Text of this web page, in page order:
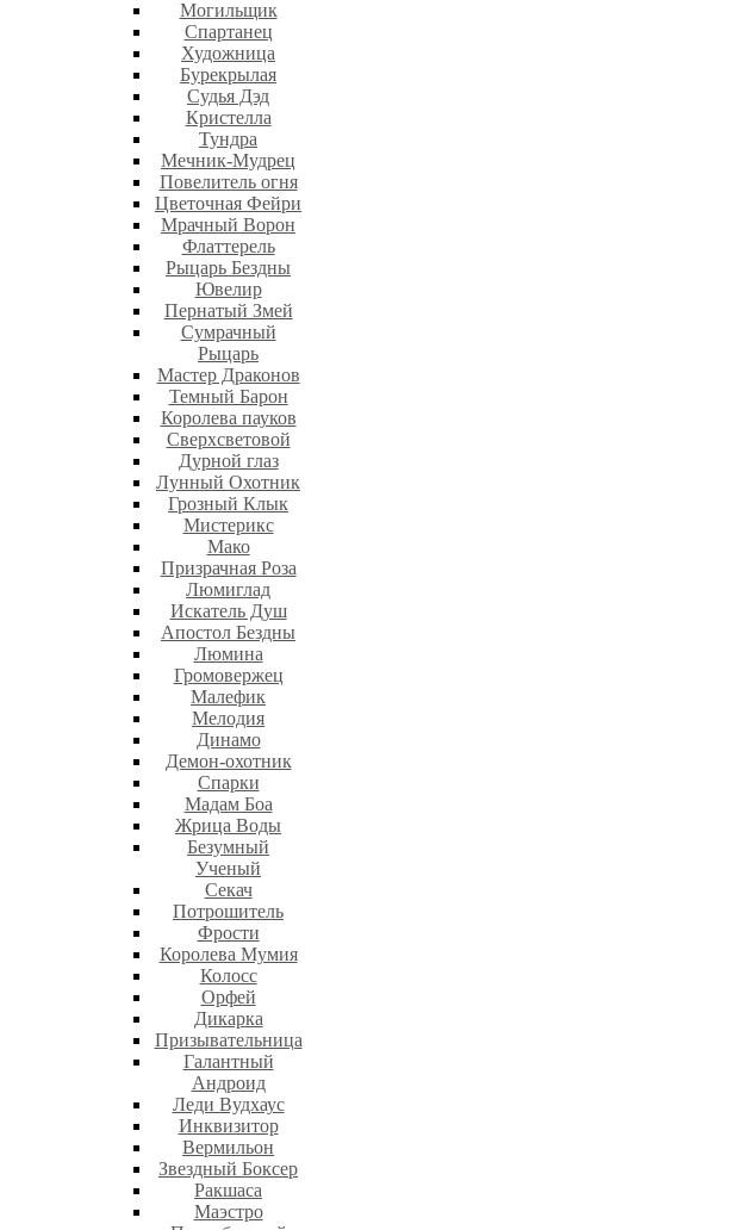
Могильщик
Спартанец
Художница
Бурекрылая
Судья Дэд
Кристелла
Тундра
Мечник-Мудрец
Повелитель огня
Цветочная Фейри
Мрачный Ворон
Флаттерель
Рыцарь Бездны
Ювелир
Пернатый Змей
Сумрачный
Рыцарь
Мастер Драконов
Темный Барон
Королева пауков
Сверхсветовой
Дурной глаз
Лунный Охотник
Грозный Клык
Мистерикс
Мако
Призрачная Роза
Люмиглад
Искатель Душ
Апостол Бездны
Люмина
Громовержец
Малефик
Мелодия
Динамо
Демон-охотник
Спарки
Мадам Боа
Жрица Воды
Безумный
Ученый
Секач
Потрошитель
Фрости
Королева Мумия
Колосс
Орфей
Дикарка
Призывательница
Галантный
Андроид
Леди Вудхаус
Инквизитор
Вермильон
Звездный Боксер
Ракшаса
Маэстро